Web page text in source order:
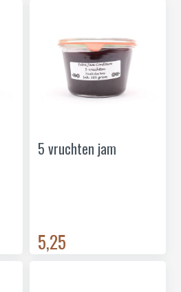
5 vruchten jam
5,25